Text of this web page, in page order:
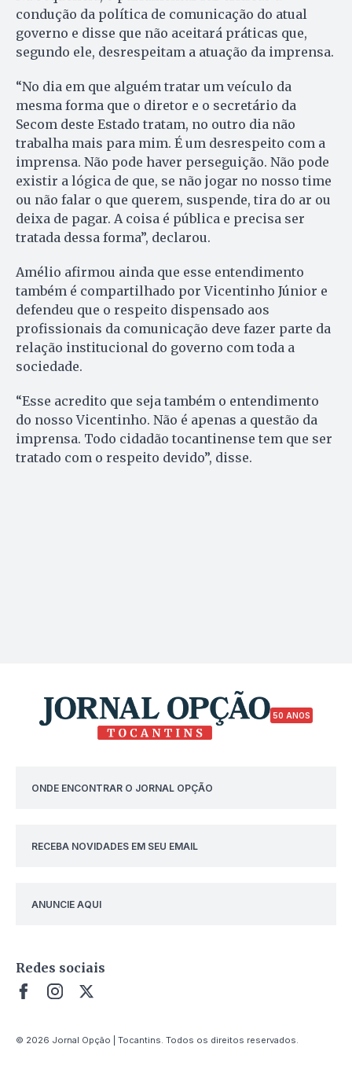
condução da política de comunicação do atual
governo e disse que não aceitará práticas que,
segundo ele, desrespeitam a atuação da imprensa.
“No dia em que alguém tratar um veículo da
mesma forma que o diretor e o secretário da
Secom deste Estado tratam, no outro dia não
trabalha mais para mim. É um desrespeito com a
imprensa. Não pode haver perseguição. Não pode
existir a lógica de que, se não jogar no nosso time
ou não falar o que querem, suspende, tira do ar ou
deixa de pagar. A coisa é pública e precisa ser
tratada dessa forma”, declarou.
Amélio afirmou ainda que esse entendimento
também é compartilhado por Vicentinho Júnior e
defendeu que o respeito dispensado aos
profissionais da comunicação deve fazer parte da
relação institucional do governo com toda a
sociedade.
“Esse acredito que seja também o entendimento
do nosso Vicentinho. Não é apenas a questão da
imprensa. Todo cidadão tocantinense tem que ser
tratado com o respeito devido”, disse.
50 ANOS
ONDE ENCONTRAR O JORNAL OPÇÃO
RECEBA NOVIDADES EM SEU EMAIL
ANUNCIE AQUI
Redes sociais
© 2026 Jornal Opção | Tocantins. Todos os direitos reservados.